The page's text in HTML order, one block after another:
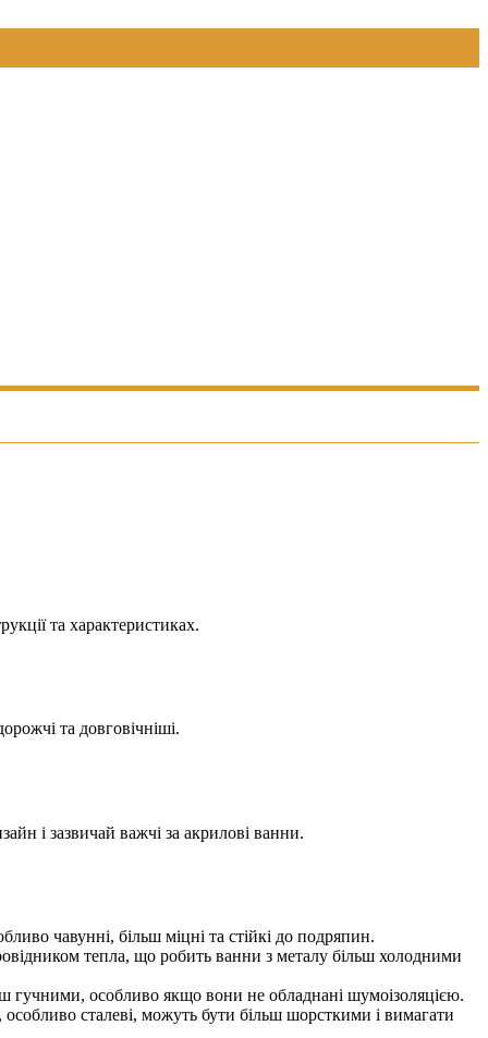
та характеристиках.
та довговічніші.
і зазвичай важчі за акрилові ванни.
чавунні, більш міцні та стійкі до подряпин.
тепла, що робить ванни з металу більш холодними
гучними, особливо якщо вони не обладнані шумоізоляцією.
сталеві, можуть бути більш шорсткими і вимагати